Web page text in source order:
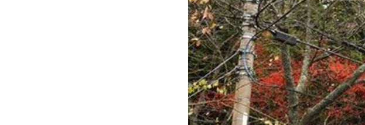
牛久自然観察の森
二ツ島
牛久シャトー
アクアワールド茨城県大洗水族館
大洗海岸